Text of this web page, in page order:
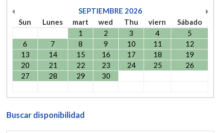
SEPTIEMBRE 2026
Sun
Lunes mart wed Thu viern
Sábado
1
2 3 4
5
6
7 8 9 10 11
12
13
14 15 16 17 18
19
20
21 22 23 24 25
26
27
28 29 30
Buscar disponibilidad